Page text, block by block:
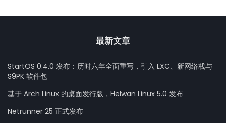
最新文章
StartOS 0.4.0 发布：历时六年全面重写，引入 LXC、新网络栈与
S9PK 软件包
基于 Arch Linux 的桌面发行版，Helwan Linux 5.0 发布
Netrunner 25 正式发布